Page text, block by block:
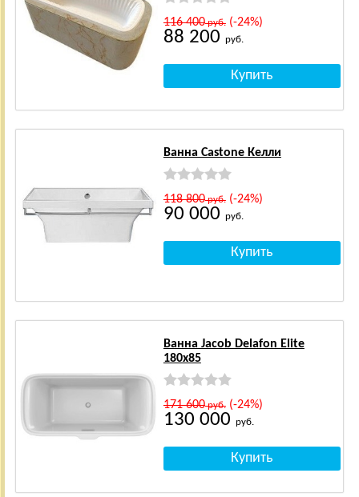
116 400руб.(-24%)
88 200 руб.
Ванна Castone Келли
118 800руб.(-24%)
90 000 руб.
Ванна Jacob Delafon Elite
180x85
171 600руб.(-24%)
130 000 руб.